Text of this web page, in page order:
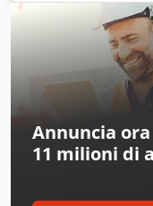
portata:230 kg,
di carburante:diesel
SOCAGE DA 320
laterale 9 m Portata
Ore lavoro 5.400
Buone condizioni
Annuncia
11 milioni di